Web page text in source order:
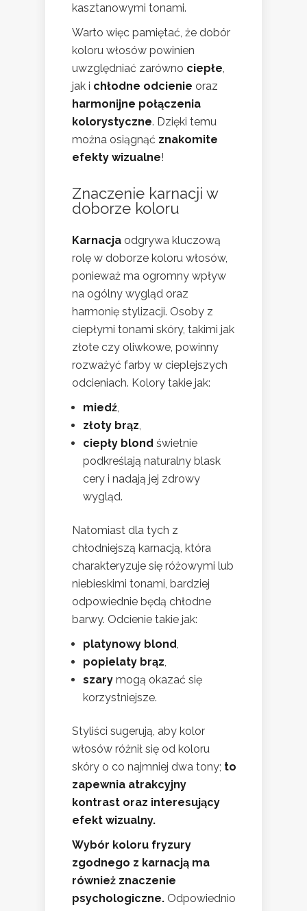
kasztanowymi tonami.
Warto więc pamiętać, że dobór
koloru włosów powinien
uwzględniać zarówno ciepłe
jak i chłodne odcienie oraz
harmonijne połączenia
kolorystyczne. Dzięki temu
można osiągnąć znakomite
efekty wizualne!
Znaczenie karnacji w
doborze koloru
Karnacja odgrywa kluczową
rolę w doborze koloru włosów,
ponieważ ma ogromny wpływ
na ogólny wygląd oraz
harmonię stylizacji. Osoby z
ciepłymi tonami skóry, takimi jak
złote czy oliwkowe, powinny
rozważyć farby w cieplejszych
odcieniach. Kolory takie jak:
miedź
złoty brąz
ciepły blond świetnie
podkreślają naturalny blask
cery i nadają jej zdrowy
wygląd.
Natomiast dla tych z
chłodniejszą karnacją, która
charakteryzuje się różowymi lub
niebieskimi tonami, bardziej
odpowiednie będą chłodne
barwy. Odcienie takie jak:
platynowy blond
popielaty brąz
szary mogą okazać się
korzystniejsze.
Styliści sugerują, aby kolor
włosów różnił się od koloru
skóry o co najmniej dwa tony; to
zapewnia atrakcyjny
kontrast oraz interesujący
efekt wizualny.
Wybór koloru fryzury
zgodnego z karnacją ma
również znaczenie
psychologiczne. Odpowiednio